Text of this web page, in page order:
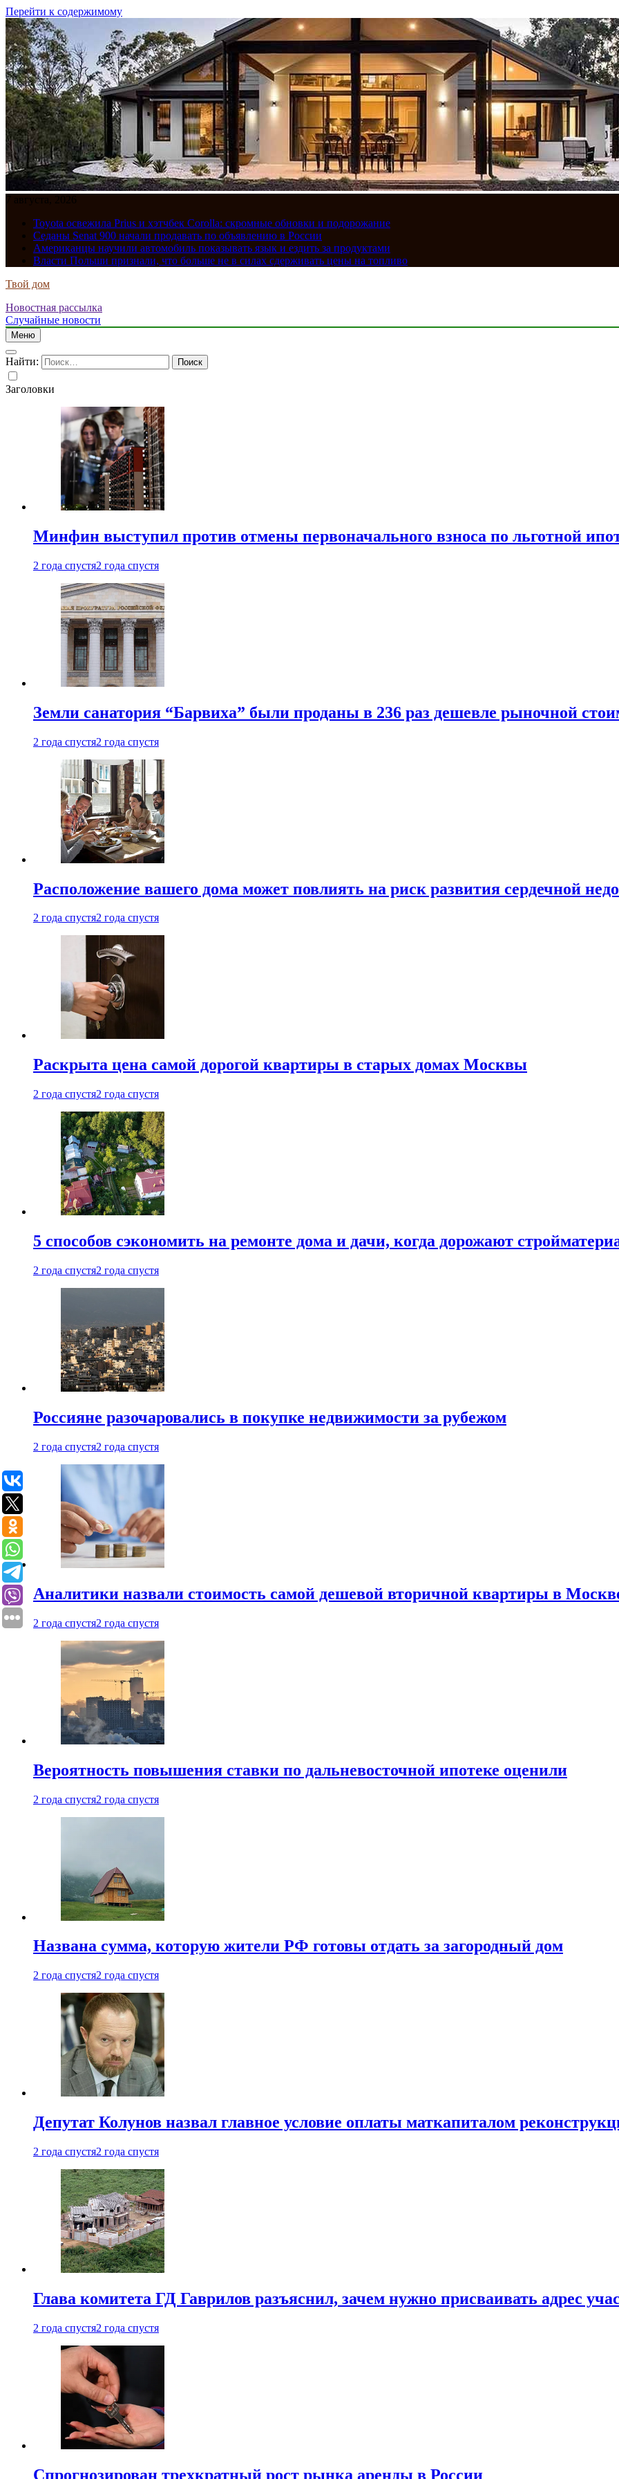
Перейти к содержимому
7 августа, 2026
Toyota освежила Prius и хэтчбек Corolla: скромные обновки и подорожание
Седаны Senat 900 начали продавать по объявлению в России
Американцы научили автомобиль показывать язык и ездить за продуктами
Власти Польши признали, что больше не в силах сдерживать цены на топливо
Твой дом
Новостная рассылка
Случайные новости
Меню
Найти:
Заголовки
Минфин выступил против отмены первоначального взноса по льготной
2 года спустя2 года спустя
Земли санатория “Барвиха” были проданы в 236 раз дешевле рыночной
2 года спустя2 года спустя
Расположение вашего дома может повлиять на риск развития сердечной
2 года спустя2 года спустя
Раскрыта цена самой дорогой квартиры в старых домах Москвы
2 года спустя2 года спустя
5 способов сэкономить на ремонте дома и дачи, когда дорожают
2 года спустя2 года спустя
Россияне разочаровались в покупке недвижимости за рубежом
2 года спустя2 года спустя
Аналитики назвали стоимость самой дешевой вторичной квартиры в
2 года спустя2 года спустя
Вероятность повышения ставки по дальневосточной ипотеке оценили
2 года спустя2 года спустя
Названа сумма, которую жители РФ готовы отдать за загородный дом
2 года спустя2 года спустя
Депутат Колунов назвал главное условие оплаты маткапиталом
2 года спустя2 года спустя
Глава комитета ГД Гаврилов разъяснил, зачем нужно присваивать адрес
2 года спустя2 года спустя
Спрогнозирован трехкратный рост рынка аренды в России